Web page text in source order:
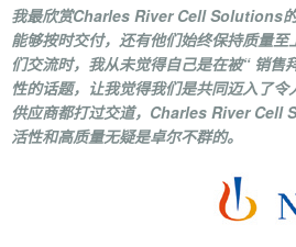
我最欣赏Charles River Cell Solutions
能够按时交付，还有他们始终保持质量
们交流时，我从未觉得自己是在被“ 销售
性的话题，让我觉得我们是共同迈入了
供应商都打过交道，Charles River Cell
活性和高质量无疑是卓尔不群的。